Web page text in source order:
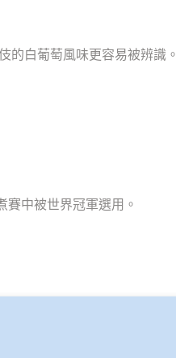
的白葡萄風味更容易被辨識。
賽中被世界冠軍選用。